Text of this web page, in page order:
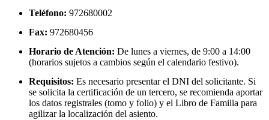
Teléfono: 972680002
Fax: 972680456
Horario de Atención: De lunes a viernes, de 9:00 a 14:00
(horarios sujetos a cambios según el calendario festivo).
Requisitos: Es necesario presentar el DNI del solicitante. Si
se solicita la certificación de un tercero, se recomienda aportar
los datos registrales (tomo y folio) y el Libro de Familia para
agilizar la localización del asiento.